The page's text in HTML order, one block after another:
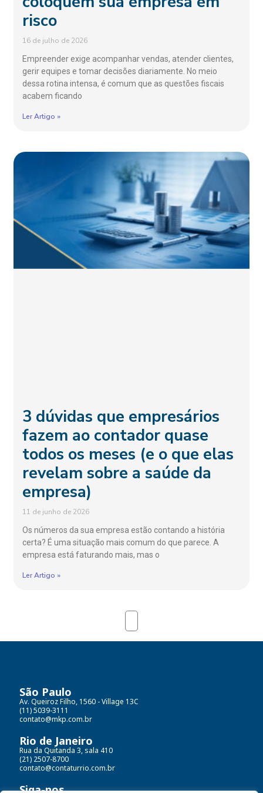
risco
16 de julho de 2026
Empreender exige acompanhar vendas, atender clientes,
gerir equipes e tomar decisões diariamente. No meio
dessa rotina intensa, é comum que as questões fiscais
acabem ficando
Ler Artigo »
3 dúvidas que empresários
fazem ao contador quase
todos os meses (e o que elas
revelam sobre a saúde da
empresa)
11 de junho de 2026
Os números da sua empresa estão contando a história
certa? É uma situação mais comum do que parece. A
empresa está faturando mais, mas o
Ler Artigo »
São Paulo
Av. Queiroz Filho, 1560 - Village 13C
(11) 5039-3111
contato@mkp.com.br
Rio de Janeiro
Rua da Quitanda 3, sala 410
(21) 2507-8700
contato@contaturrio.com.br
Siga-nos